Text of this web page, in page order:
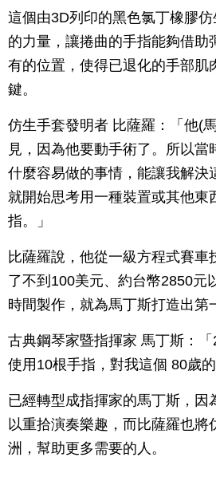
這個由3D列印的黑色氯丁橡膠
的力量，讓捲曲的手指能夠借助
有的位置，使得已退化的手部肌
鍵。
仿生手套發明者 比薩羅：「他(
見，因為他要動手術了。所以當
什麼容易做的事情，能讓我解決
就開始思考用一種裝置或其他東
指。」
比薩羅說，他從一級方程式賽車
了不到100美元、約台幣2850元
時間製作，就為馬丁斯打造出第
古典鋼琴家暨指揮家 馬丁斯：
使用10根手指，對我這個 80歲
已經轉型成指揮家的馬丁斯，因
以重拾演奏樂趣，而比薩羅也將
洲，幫助更多需要的人。